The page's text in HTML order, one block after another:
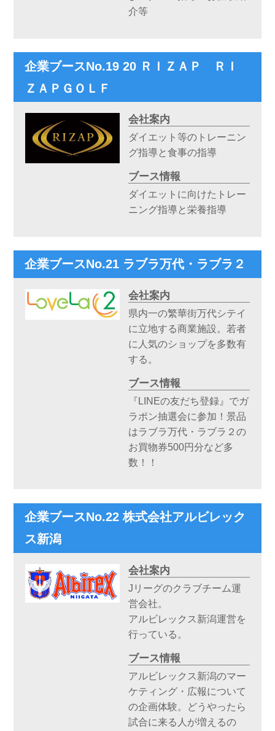
介等
企業ブースNo.19 20 ＲＩＺＡＰ ＲＩ
ＺＡＰＧＯＬＦ
会社案内
ダイエット等のトレーニン
グ指導と食事の指導
ブース情報
ダイエットに向けたトレー
ニング指導と栄養指導
企業ブースNo.21 ラブラ万代・ラブラ２
会社案内
県内一の繁華街万代シテイ
に立地する商業施設。若者
に人気のショップを多数有
する。
ブース情報
『LINEの友だち登録』でガ
ラポン抽選会に参加！景品
はラブラ万代・ラブラ２の
お買物券500円分など多
数！！
企業ブースNo.22 株式会社アルビレック
ス新潟
会社案内
Jリーグのクラブチーム運
営会社。
アルビレックス新潟運営を
行っている。
ブース情報
アルビレックス新潟のマー
ケティング・広報について
の企画体験。どうやったら
試合に来る人が増えるの